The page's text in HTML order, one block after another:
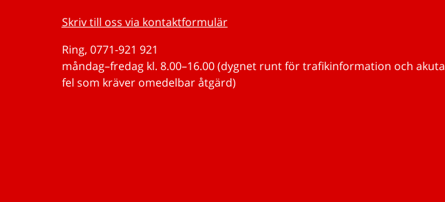
Skriv till oss via kontaktformulär
Ring, 0771-921 921
måndag–fredag kl. 8.00–16.00 (dygnet runt för trafikinformation och akuta
fel som kräver omedelbar åtgärd)